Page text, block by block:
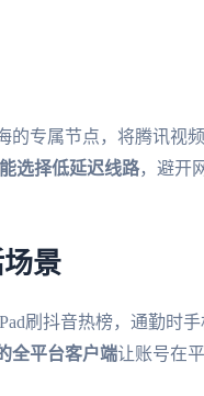
的专属节点，将腾讯视
选择低延迟线路，避开
景
刷抖音热榜，通勤
全平台客户端让账号在